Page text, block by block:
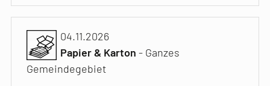
04.11.2026
Papier & Karton - Ganzes
Gemeindegebiet